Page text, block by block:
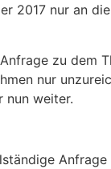
2017 nur an
zu dem
nur
nun weiter.
Anfrage